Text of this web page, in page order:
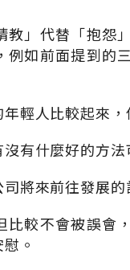
教」代替「抱怨
例如前面提到的
輕人比較起來
有什麼好的方法
將來前往發展的
比較不會被誤會
。